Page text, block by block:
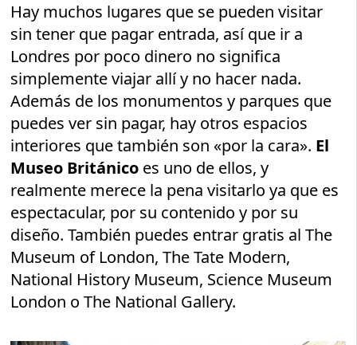
Hay muchos lugares que se pueden visitar
sin tener que pagar entrada, así que ir a
Londres por poco dinero no significa
simplemente viajar allí y no hacer nada.
Además de los monumentos y parques que
puedes ver sin pagar, hay otros espacios
interiores que también son «por la cara». El
Museo Británico es uno de ellos, y
realmente merece la pena visitarlo ya que es
espectacular, por su contenido y por su
diseño. También puedes entrar gratis al The
Museum of London, The Tate Modern,
National History Museum, Science Museum
London o The National Gallery.